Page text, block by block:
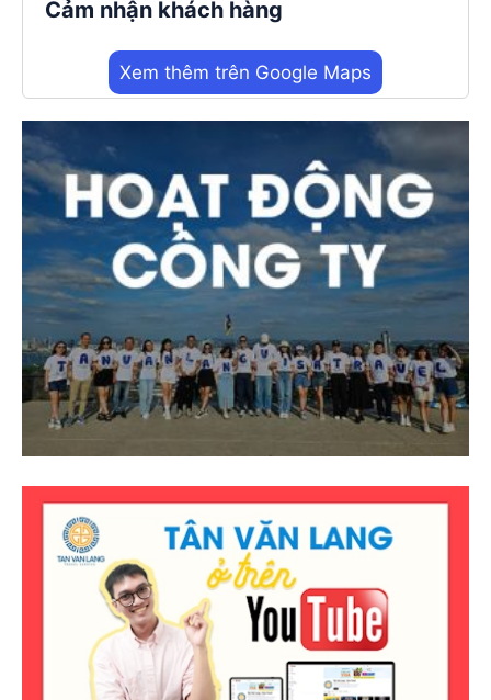
Cảm nhận khách hàng
Xem thêm trên Google Maps